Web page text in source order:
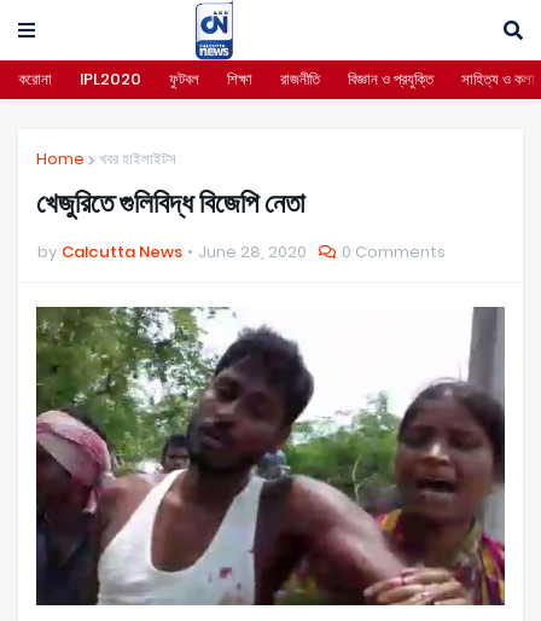
করোনা IPL2020 ফুটবল শিক্ষা রাজনীতি বিজ্ঞান ও প্রযুক্তি সাহিত্য ও কলা
Home খবর হাইলাইটস
খেজুরিতে গুলিবিদ্ধ বিজেপি নেতা
by Calcutta News June 28, 2020 0 Comments